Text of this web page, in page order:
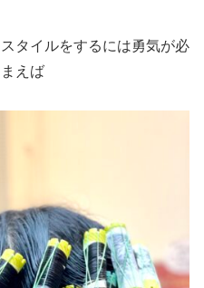
タイルをするには勇気が必
えば